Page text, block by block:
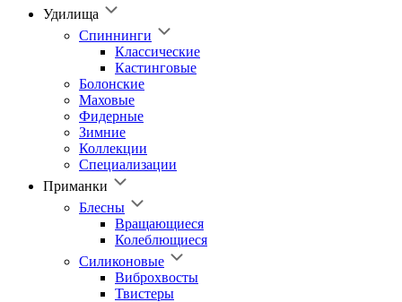
Удилища
Спиннинги
Классические
Кастинговые
Болонские
Маховые
Фидерные
Зимние
Коллекции
Специализации
Приманки
Блесны
Вращающиеся
Колеблющиеся
Силиконовые
Виброхвосты
Твистеры